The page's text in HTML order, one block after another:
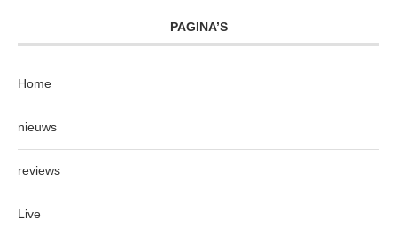
PAGINA’S
Home
nieuws
reviews
Live